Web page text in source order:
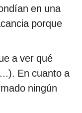
en una
porque
a ver qué
En cuanto a
ningún